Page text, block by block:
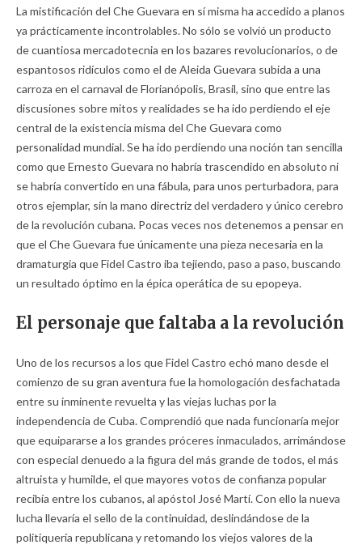
La mistificación del Che Guevara en sí misma ha accedido a planos
ya prácticamente incontrolables. No sólo se volvió un producto
de cuantiosa mercadotecnia en los bazares revolucionarios, o de
espantosos ridículos como el de Aleida Guevara subida a una
carroza en el carnaval de Florianópolis, Brasil, sino que entre las
discusiones sobre mitos y realidades se ha ido perdiendo el eje
central de la existencia misma del Che Guevara como
personalidad mundial. Se ha ido perdiendo una noción tan sencilla
como que Ernesto Guevara no habría trascendido en absoluto ni
se habría convertido en una fábula, para unos perturbadora, para
otros ejemplar, sin la mano directriz del verdadero y único cerebro
de la revolución cubana. Pocas veces nos detenemos a pensar en
que el Che Guevara fue únicamente una pieza necesaria en la
dramaturgia que Fidel Castro iba tejiendo, paso a paso, buscando
un resultado óptimo en la épica operática de su epopeya.
El personaje que faltaba a la revolución
Uno de los recursos a los que Fidel Castro echó mano desde el
comienzo de su gran aventura fue la homologación desfachatada
entre su inminente revuelta y las viejas luchas por la
independencia de Cuba. Comprendió que nada funcionaría mejor
que equipararse a los grandes próceres inmaculados, arrimándose
con especial denuedo a la figura del más grande de todos, el más
altruista y humilde, el que mayores votos de confianza popular
recibía entre los cubanos, al apóstol José Martí. Con ello la nueva
lucha llevaría el sello de la continuidad, deslindándose de la
politiquería republicana y retomando los viejos valores de la